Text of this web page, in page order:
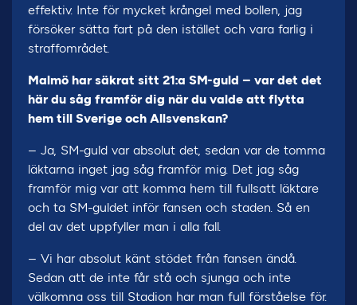
effektiv. Inte för mycket krångel med bollen, jag
försöker sätta fart på den istället och vara farlig i
straffområdet.
Malmö har säkrat sitt 21:a SM-guld – var det det
här du såg framför dig när du valde att flytta
hem till Sverige och Allsvenskan?
– Ja, SM-guld var absolut det, sedan var de tomma
läktarna inget jag såg framför mig. Det jag såg
framför mig var att komma hem till fullsatt läktare
och ta SM-guldet inför fansen och staden. Så en
del av det uppfyller man i alla fall.
– Vi har absolut känt stödet från fansen ändå.
Sedan att de inte får stå och sjunga och inte
välkomna oss till Stadion har man full förståelse för.